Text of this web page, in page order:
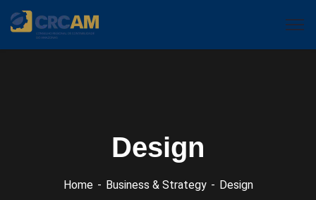
Design
Home Business & Strategy Design